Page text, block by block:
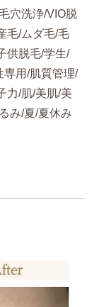
穴洗浄/VIO脱
毛/ムダ毛/毛
供脱毛/学生/
専用/肌質管理/
力/肌/美肌/美
み/夏/夏休み